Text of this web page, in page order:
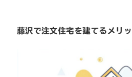
藤沢で注文住宅を建てるメリ